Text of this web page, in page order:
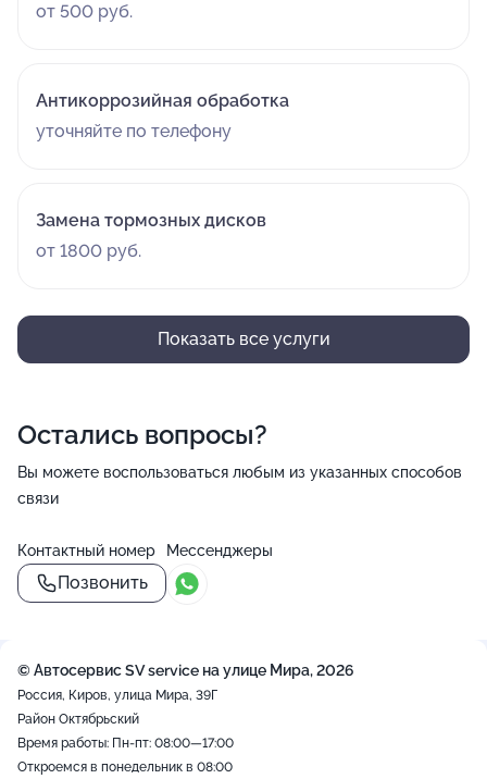
от 500 руб.
Антикоррозийная обработка
уточняйте по телефону
Замена тормозных дисков
от 1800 руб.
Показать все услуги
Остались вопросы?
Вы можете воспользоваться любым из указанных способов
связи
Контактный номер
Позвонить
Мессенджеры
© Автосервис SV service на улице Мира, 2026
Россия, Киров, улица Мира, 39Г
Район Октябрьский
Время работы: Пн-пт: 08:00—17:00
Откроемся в понедельник в 08:00